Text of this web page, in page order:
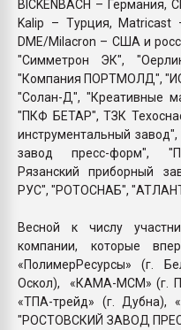
BICKENBACH – Германия,
Kalip – Турция, Matricast
DME/Milacron – США и
"Симметрон ЭК",
"Компания ПОРТМОЛД",
"Солан-Д", "Креативные
"ПКФ БЕТАР", ТЗК
инструментальный
завод пресс-форм",
Рязанский приборный
РУС", "РОТОСНАБ",
Весной к числу
компании, которые
«ПолимерРесурсы» (г.
Оскол), «КАМА-МСМ» (г.
«ТПА-трейд» (г. Дубна),
"РОСТОВСКИЙ ЗАВОД